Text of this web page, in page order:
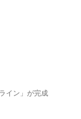
イン」が完成